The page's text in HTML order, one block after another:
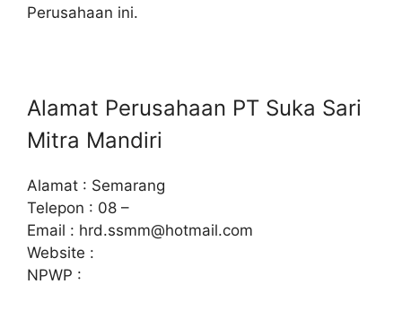
Perusahaan ini.
Alamat Perusahaan PT Suka Sari
Mitra Mandiri
Alamat : Semarang
Telepon : 08 –
Email : hrd.ssmm@hotmail.com
Website :
NPWP :